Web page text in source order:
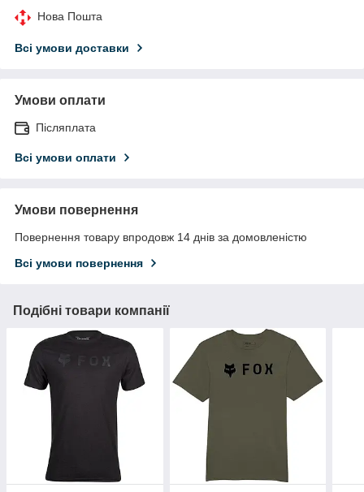
Нова Пошта
Всі умови доставки
Умови оплати
Післяплата
Всі умови оплати
Умови повернення
Повернення товару впродовж 14 днів за домовленістю
Всі умови повернення
Подібні товари компанії